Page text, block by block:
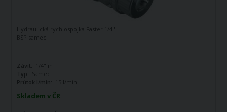
Skladem v ČR
Hydraulická rychlospojka Faster 1/4"
BSP samec
Závit:
1/4" in
Typ:
Samec
Průtok l/min:
15 l/min